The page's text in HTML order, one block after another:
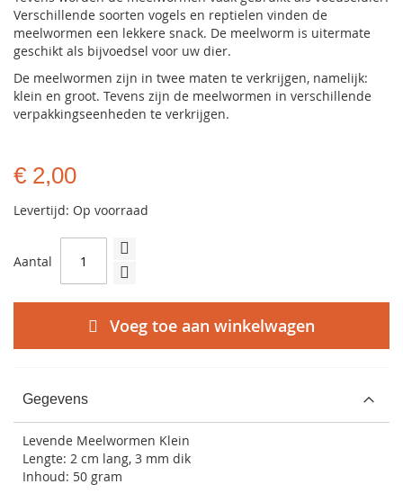
Verschillende soorten vogels en reptielen vinden de
meelwormen een lekkere snack. De meelworm is uitermate
geschikt als bijvoedsel voor uw dier.
De meelwormen zijn in twee maten te verkrijgen, namelijk:
klein en groot. Tevens zijn de meelwormen in verschillende
verpakkingseenheden te verkrijgen.
€ 2,00
Levertijd: Op voorraad
Aantal
Voeg toe aan winkelwagen
Gegevens
Levende Meelwormen Klein
Lengte: 2 cm lang, 3 mm dik
Inhoud: 50 gram